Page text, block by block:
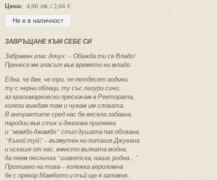
Цена: 4,00 лв. / 2,04 €
ЗАВРЪЩАНЕ КЪМ СЕБЕ СИ
Забравен глас дочух: – Обажда ти се Владо!
Пренесе ме гласът във времето ни младо.
Една, че две, че три, че петдесет години,
ту с черни облаци, ту със лазури сини,
аз кралимарковски прескачам в Ректората,
колеги виждам там и чувам им словата.
В антрактите сред нас бе весела забавка,
пародии във стих и джазова припявка
и “мамбо-джамбо” стил душата пак обхвана,
“Къкой туй? – възмутен ни питаше Джувана
и искаше от нас, вместо вълната модна,
да пеем песничка “шаветска, наша, родна…”
Противно на това – колежка вероломна
бе с прякор Мамбото и тъй ще я запомня.